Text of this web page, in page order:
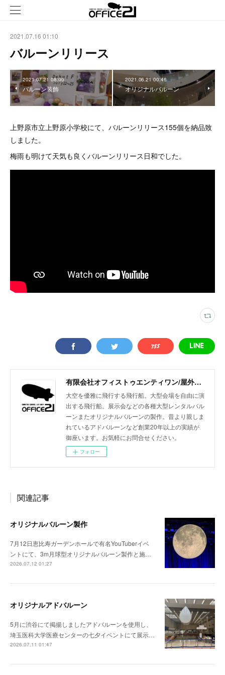
2021.07.16 01:10
バルーンリリース
2021.07.21 08:00
バルーン装飾
2021.06.21 00:46
オリジナルバルーン
上野原市立上野原小学校にて、バルーンリリース155個を納品致
しました。
梅雨も明けて天気も良くバルーンリリース日和でした。
有限会社オフィストゥエンティワン/屋外・屋内飛行船/大型バルーン/アドバルーン/バルーン装飾等イベント装飾
大空を優雅に飛行する飛行船。大型会場を自由に演
出する飛行船。展示会などの各種大型レンタルバル
ーンまたオリジナルバルーンの製作。昔より親しま
れているアドバルーンなど創業20年以上の実績が
御座います。お気軽にお問合せください。
フォロー
関連記事
オリジナルバルーン製作
7月12日恵比寿ガーデンホールで有名YouTuberイベ
ントにて、3m月球型オリジナルバルーン製作と施…
2026.07.12 01:27
オリジナルアドバルーン
5月に渋谷にて掲揚しましたアドバルーンを使用し、
埼玉医科大学医療センターの七夕イベントにて展示…
2026.07.11 01:47